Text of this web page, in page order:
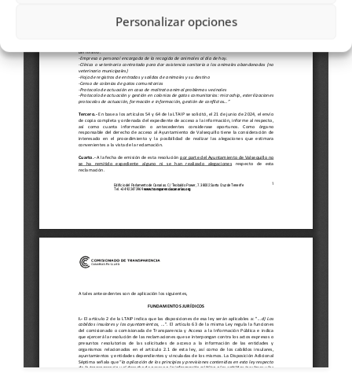
Personalizar opciones